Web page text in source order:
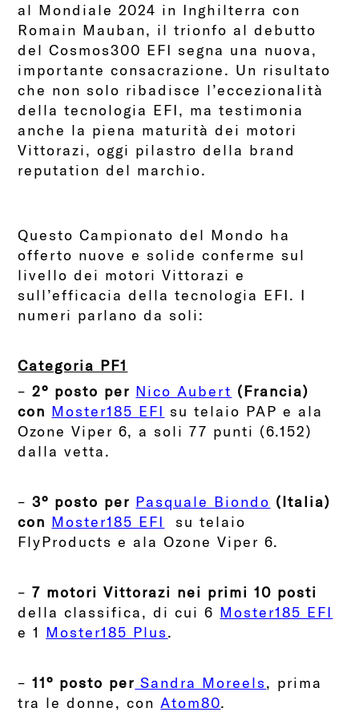
al Mondiale 2024 in Inghilterra con
Romain Mauban, il trionfo al debutto
del Cosmos300 EFI segna una nuova,
importante consacrazione. Un risultato
che non solo ribadisce l’eccezionalità
della tecnologia EFI, ma testimonia
anche la piena maturità dei motori
Vittorazi, oggi pilastro della brand
reputation del marchio.
Questo Campionato del Mondo ha
offerto nuove e solide conferme sul
livello dei motori Vittorazi e
sull’efficacia della tecnologia EFI. I
numeri parlano da soli:
Categoria PF1
–2° posto per Nico Aubert (Francia)
con Moster185 EFI su telaio PAP e ala
Ozone Viper 6, a soli 77 punti (6.152)
dalla vetta.
–3° posto per Pasquale Biondo (Italia)
con Moster185 EFI
su telaio
FlyProducts e ala Ozone Viper 6.
–7 motori Vittorazi nei primi 10 posti
della classifica, di cui 6 Moster185 EFI
e 1 Moster185 Plus.
–11° posto per Sandra Moreels, prima
tra le donne, conAtom80.